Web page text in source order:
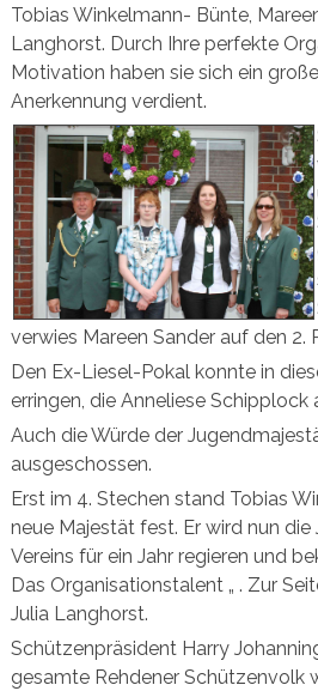
Tobias Winkelmann- Bünte,
Langhorst. Durch Ihre perfekte
Motivation haben sie sich ein
Anerkennung verdient.
verwies Mareen Sander auf den 2.
Den Ex-Liesel-Pokal konnte in
erringen, die Anneliese Schipplock
Auch die Würde der
ausgeschossen.
Erst im 4. Stechen stand Tobias
neue Majestät fest. Er wird nun
Vereins für ein Jahr regieren und
Das Organisationstalent „ . Zur
Julia Langhorst.
Schützenpräsident Harry
gesamte Rehdener Schützenvolk